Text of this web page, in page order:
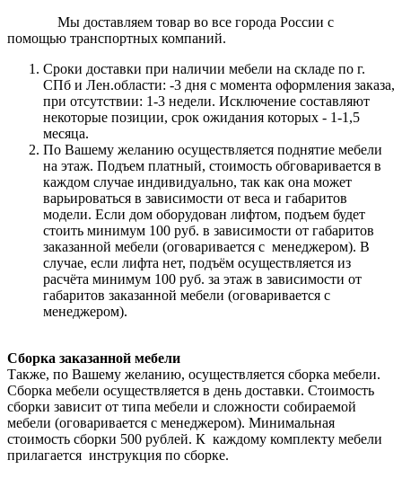
Мы доставляем товар во все города России с
помощью транспортных компаний.
Сроки доставки при наличии мебели на складе по г.
СПб и Лен.области: -3 дня с момента оформления заказа,
при отсутствии: 1-3 недели. Исключение составляют
некоторые позиции, срок ожидания которых - 1-1,5
месяца.
По Вашему желанию осуществляется поднятие мебели
на этаж. Подъем платный, стоимость обговаривается в
каждом случае индивидуально, так как она может
варьироваться в зависимости от веса и габаритов
модели. Если дом оборудован лифтом, подъем будет
стоить минимум 100 руб. в зависимости от габаритов
заказанной мебели (оговаривается с менеджером). В
случае, если лифта нет, подъём осуществляется из
расчёта минимум 100 руб. за этаж в зависимости от
габаритов заказанной мебели (оговаривается с
менеджером).
Сборка заказанной мебели
Также, по Вашему желанию, осуществляется сборка мебели.
Сборка мебели осуществляется в день доставки. Стоимость
сборки зависит от типа мебели и сложности собираемой
мебели (оговаривается с менеджером). Минимальная
стоимость сборки 500 рублей. К каждому комплекту мебели
прилагается инструкция по сборке.